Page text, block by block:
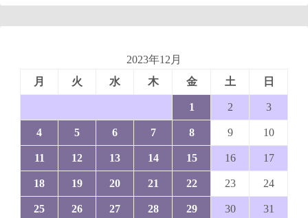
2023年12月
月
火 水 木 金 土 日
1 2 3
4 5 6 7 8 9 10
11 12 13 14 15 16 17
18 19 20 21 22 23 24
25 26 27 28 29 30 31